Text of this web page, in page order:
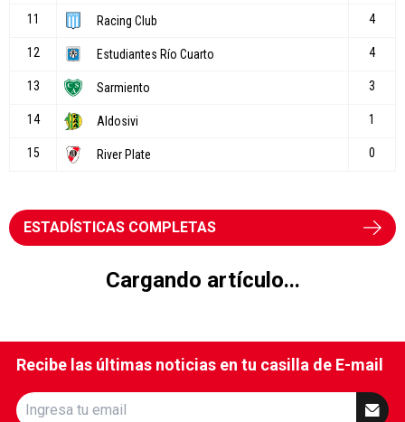
ESTADÍSTICAS COMPLETAS
Es muy difícil así: los fallos de
Facundo Tello que perjudicaron a
River contra Rosario Central